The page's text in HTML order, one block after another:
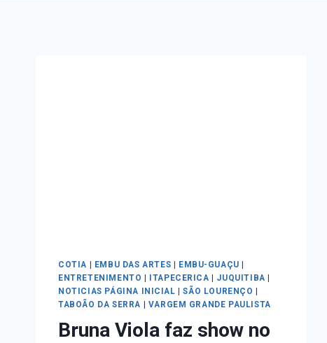
COTIA EMBU DAS ARTES EMBU-GUAÇU
ENTRETENIMENTO
ITAPECERICA JUQUITIBA
NOTICIAS PÁGINA INICIAL |SÃO LOURENÇO
TABOÃO DA SERRA
VARGEM GRANDE PAULISTA
Bruna Viola faz show no